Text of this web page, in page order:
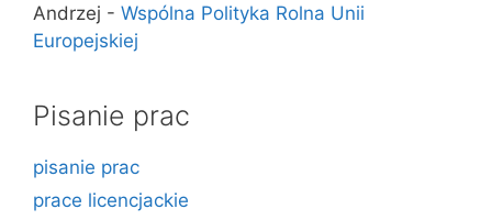
Andrzej - Wspólna Polityka Rolna Unii
Europejskiej
Pisanie prac
pisanie prac
prace licencjackie